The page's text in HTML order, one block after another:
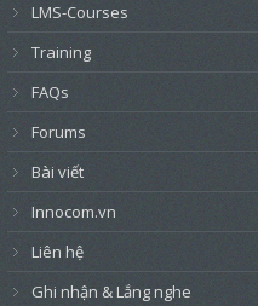
LMS-Courses
Training
FAQs
Forums
Bài viết
Innocom.vn
Liên hệ
Ghi nhận & Lắng nghe